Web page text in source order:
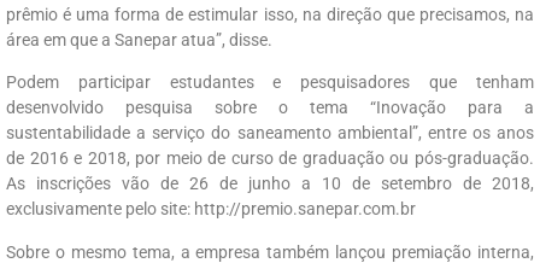
prêmio é uma forma de estimular isso, na direção que precisamos, na
área em que a Sanepar atua”, disse.
Podem participar estudantes e pesquisadores que tenham
desenvolvido pesquisa sobre o tema “Inovação para a
sustentabilidade a serviço do saneamento ambiental”, entre os anos
de 2016 e 2018, por meio de curso de graduação ou pós-graduação.
As inscrições vão de 26 de junho a 10 de setembro de 2018,
exclusivamente pelo site: http://premio.sanepar.com.br
Sobre o mesmo tema, a empresa também lançou premiação interna,